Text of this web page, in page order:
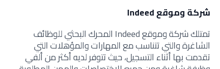
شركة وموقع Indeed
تمتلك شركة وموقع Indeed المحرك البحثي للوظائف
الشاغرة والتي تتناسب مع المهارات والمؤهلات التي
تقدمت بها أثناء التسجيل، حيث تتوفر لديه أكثر من ألفي